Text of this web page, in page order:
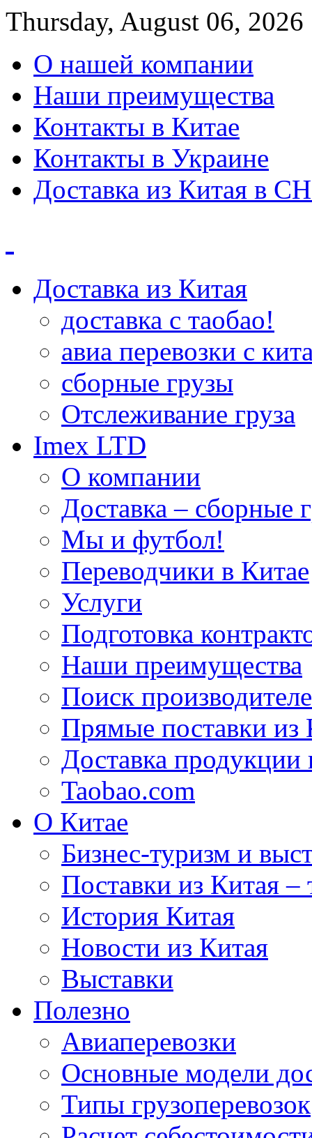
Thursday, August 06, 2026
О нашей компании
Наши преимущества
Контакты в Китае
Контакты в Украине
Доставка из Китая в
Доставка из Китая
доставка с таобао!
авиа перевозки с
сборные грузы
Отслеживание груза
Imex LTD
О компании
Доставка – сборные
Мы и футбол!
Переводчики в Китае
Услуги
Подготовка
Наши преимущества
Поиск
Прямые поставки из
Доставка продукции
Taobao.com
О Китае
Бизнес-туризм и
Поставки из Китая
История Китая
Новости из Китая
Выставки
Полезно
Авиаперевозки
Основные модели
Типы грузоперевозок